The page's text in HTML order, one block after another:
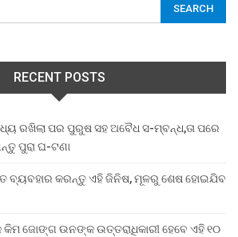
RECENT POSTS
ରଖିଲା ପର ପୁରୁଷ ସହ ଅବୈଧ ସ-ମ୍ବନ୍ଧ,ତା ପରେ
ପୁରା ଘ-ଟଣା
ବ୍ୟବହାର କରନ୍ତୁ ଏହି ଜିନିଷ, ମୂଳରୁ ଶେଷ ହୋଇଯିବ
ଜୋଙ୍ଗ ଉନଙ୍କ ଉତ୍ତରାଧିକାରୀ ହେବେ ଏହି ୧୦